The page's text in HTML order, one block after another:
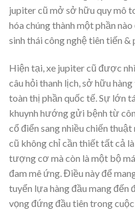
jupiter cũ mở sở hữu quy mô
hóa chúng thành một phần
sinh thái công nghệ tiên tiến
Hiện tại, xe jupiter cũ được
câu hỏi thanh lịch, sở hữu
toàn thị phần quốc tế. Sự lớn
khuynh hướng gửi bệnh từ
cổ điển sang nhiều chiến
cũ không chỉ cần thiết tất cả
tượng cơ mà còn là một bộ
đam mê ứng. Điều này để
tuyển lựa hàng đầu mang đến
vọng đứng đầu tiên trong